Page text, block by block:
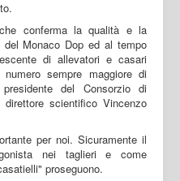
conferma la qualità e la
Monaco Dop ed al tempo
di allevatori e casari
sempre maggiore di
del Consorzio di
scientifico Vincenzo
per noi. Sicuramente il
nei taglieri e come
proseguono.